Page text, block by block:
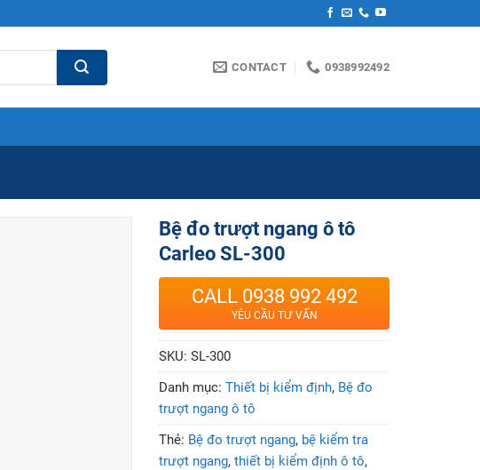
CONTACT 0938992492
Bệ đo trượt ngang ô tô
Carleo SL-300
CALL 0938 992 492
YÊU CẦU TƯ VẤN
SKU:SL-300
Danh mục:Thiết bị kiểm định, Bệ đo
trượt ngang ô tô
Thẻ: Bệ đo trượt ngang, bệ kiểm tra
trượt ngang,thiết bị kiểm định ô tô,